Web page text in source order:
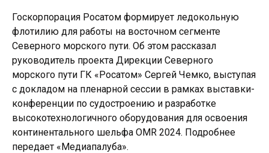
Госкорпорация Росатом формирует ледокольную
флотилию для работы на восточном сегменте
Северного морского пути. Об этом рассказал
руководитель проекта Дирекции Северного
морского пути ГК «Росатом» Сергей Чемко, выступая
с докладом на пленарной сессии в рамках выставки-
конференции по судостроению и разработке
высокотехнологичного оборудования для освоения
континентального шельфа OMR 2024. Подробнее
передает «Медиапалуба».